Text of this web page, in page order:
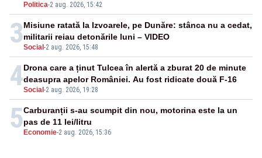
Politica-2 aug. 2026, 15:42
3Social -2 aug. 2026, 15:48
Misiune ratată la Izvoarele, pe Dunăre: stânca nu a cedat,
militarii reiau detonările luni – VIDEO
4Social -2 aug. 2026, 19:28
Drona care a ținut Tulcea în alertă a zburat 20 de minute
deasupra apelor României. Au fost ridicate două F-16
5 Economie-2 aug. 2026, 15:36
Carburanții s-au scumpit din nou, motorina este la un
pas de 11 lei/litru